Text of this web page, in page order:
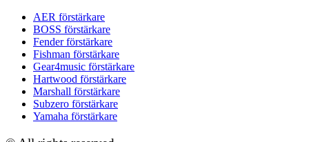
AER förstärkare
BOSS förstärkare
Fender förstärkare
Fishman förstärkare
Gear4music förstärkare
Hartwood förstärkare
Marshall förstärkare
Subzero förstärkare
Yamaha förstärkare